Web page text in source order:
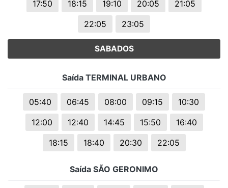
17:50
18:15 19:10 20:05
21:05
22:05
23:05
SABADOS
Saída TERMINAL URBANO
05:40 06:45 08:00 09:15
10:30
12:00
12:40 14:45 15:50
16:40
18:15
18:40 20:30 22:05
Saída SÃO GERONIMO